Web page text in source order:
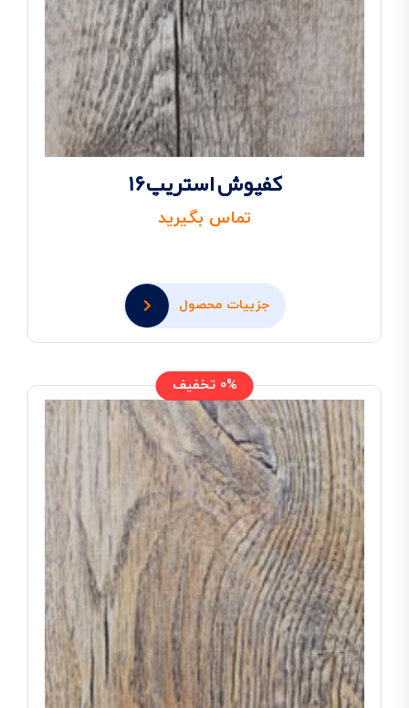
کفپوش استریپ16
تماس بگیرید
جزییات محصول
0% تخفیف